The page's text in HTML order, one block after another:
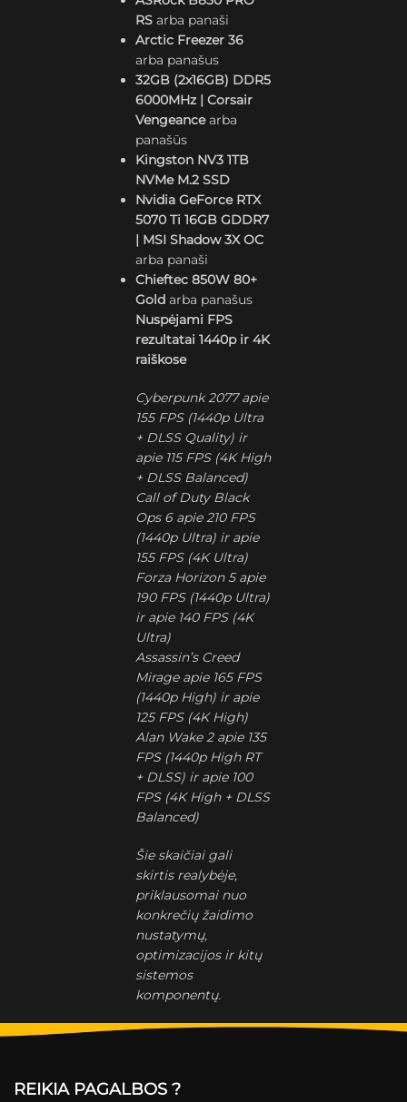
RS arba panaši
Arctic Freezer 36
arba panašus
32GB (2x16GB) DDR5
6000MHz | Corsair
Vengeancearba
panašūs
Kingston NV3 1TB
NVMe M.2 SSD
Nvidia GeForce RTX
5070 Ti 16GB GDDR7
| MSI Shadow 3X OC
arba panaši
Chieftec 850W 80+
Gold arba panašus
Nuspėjami FPS
rezultatai 1440p ir 4K
raiškose
Cyberpunk 2077 apie
155 FPS (1440p Ultra
+ DLSS Quality) ir
apie 115 FPS (4K High
+ DLSS Balanced)
Call of Duty Black
Ops 6 apie 210 FPS
(1440p Ultra) ir apie
155 FPS (4K Ultra)
Forza Horizon 5 apie
190 FPS (1440p Ultra)
ir apie 140 FPS (4K
Ultra)
Assassin’s Creed
Mirage apie 165 FPS
(1440p High) ir apie
125 FPS (4K High)
Alan Wake 2 apie 135
FPS (1440p High RT
+ DLSS) ir apie 100
FPS (4K High + DLSS
Balanced)
Šie skaičiai gali
skirtis realybėje,
priklausomai nuo
konkrečių žaidimo
nustatymų,
optimizacijos ir kitų
sistemos
komponentų.
REIKIA PAGALBOS ?